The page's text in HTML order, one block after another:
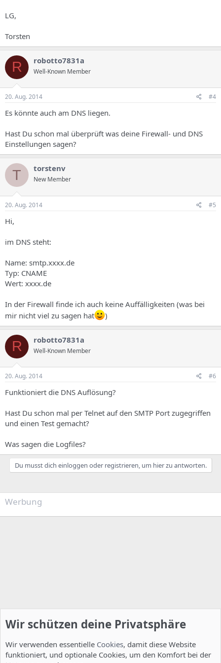
LG,
Torsten
R robotto7831a
Well-Known Member
20. Aug. 2014 #4
Es könnte auch am DNS liegen.
Hast Du schon mal überprüft was deine Firewall- und DNS
Einstellungen sagen?
T torstenv
New Member
20. Aug. 2014 #5
Hi,
im DNS steht:
Name: smtp.xxxx.de
Typ: CNAME
Wert: xxxx.de
In der Firewall finde ich auch keine Auffälligkeiten (was bei
mir nicht viel zu sagen hat
)
R robotto7831a
Well-Known Member
20. Aug. 2014 #6
Funktioniert die DNS Auflösung?
Hast Du schon mal per Telnet auf den SMTP Port zugegriffen
und einen Test gemacht?
Was sagen die Logfiles?
Du musst dich einloggen oder registrieren, um hier zu antworten.
Werbung
Wir schützen deine Privatsphäre
Wir verwenden essentielle Cookies, damit diese Website
funktioniert, und optionale Cookies, um den Komfort bei der